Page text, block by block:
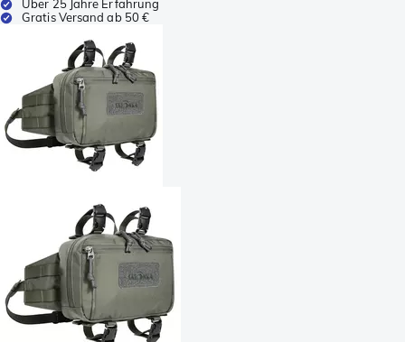
Über 25 Jahre Erfahrung
Gratis Versand ab 50 €